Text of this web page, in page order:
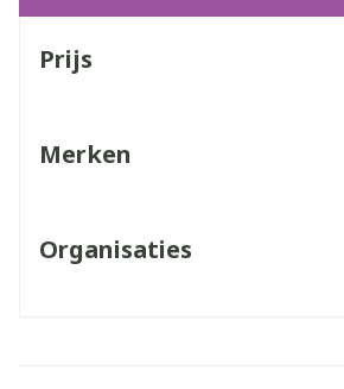
Prijs
Merken
Organisaties